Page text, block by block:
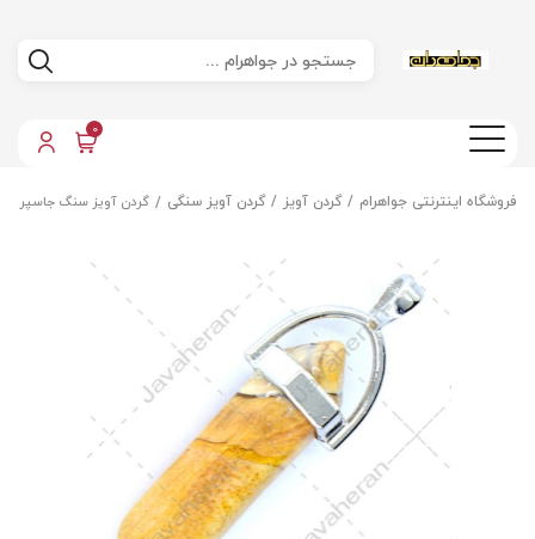
0
فروشگاه اینترنتی جواهرام گردن آویز گردن آویز سنگی گردن آویز سنگ جاسپر